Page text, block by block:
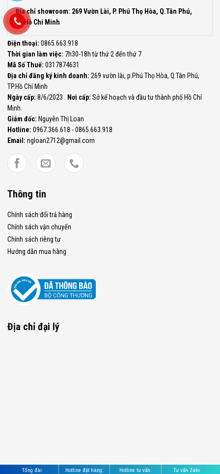
Địa chỉ showroom: 269 Vườn Lài, P. Phú Thọ Hòa, Q.Tân Phú,
TP.Hồ Chí Minh
Điện thoại: 0865.663.918
Thời gian làm việc: 7h30-18h từ thứ 2 đến thứ 7
Mã Số Thuế: 0317874631
Địa chỉ đăng ký kinh doanh: 269 vườn lài, p.Phú Thọ Hòa, Q.Tân Phú,
TP.Hồ Chí Minh
Ngày cấp: 8/6/2023 . Nơi cấp: Sở kế hoạch và đầu tư thành phố Hồ Chí
Minh.
Giám đốc: Nguyễn Thị Loan
Hotline: 0967.366.618 - 0865.663.918
Email: ngloan2712@gmail.com
Thông tin
Chính sách đổi trả hàng
Chính sách vận chuyển
Chính sách riêng tư
Hướng dẫn mua hàng
Địa chỉ đại lý
Tổng đài: Hotline đặt hàng: Hotline tư vấn: Tư vấn Zalo: